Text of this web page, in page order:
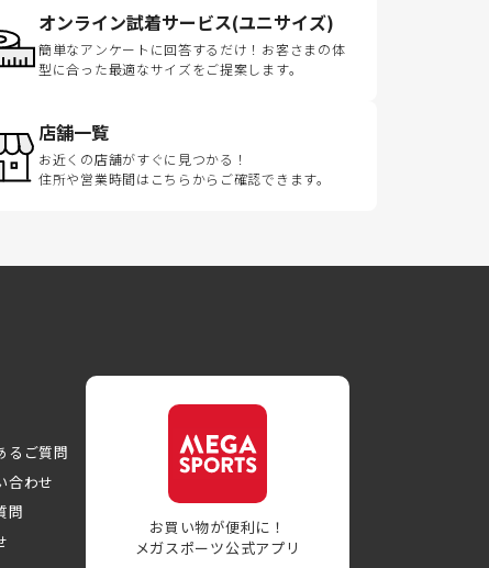
オンライン試着サービス(ユニサイズ)
簡単なアンケートに回答するだけ！お客さまの体
型に合った最適なサイズをご提案します。
店舗一覧
お近くの店舗がすぐに見つかる！
住所や営業時間はこちらからご確認できます。
るご質問
合わせ
問
お買い物が便利に！
メガスポーツ公式アプリ